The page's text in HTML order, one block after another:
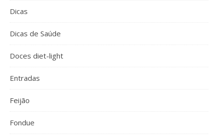
Dicas
Dicas de Saúde
Doces diet-light
Entradas
Feijão
Fondue